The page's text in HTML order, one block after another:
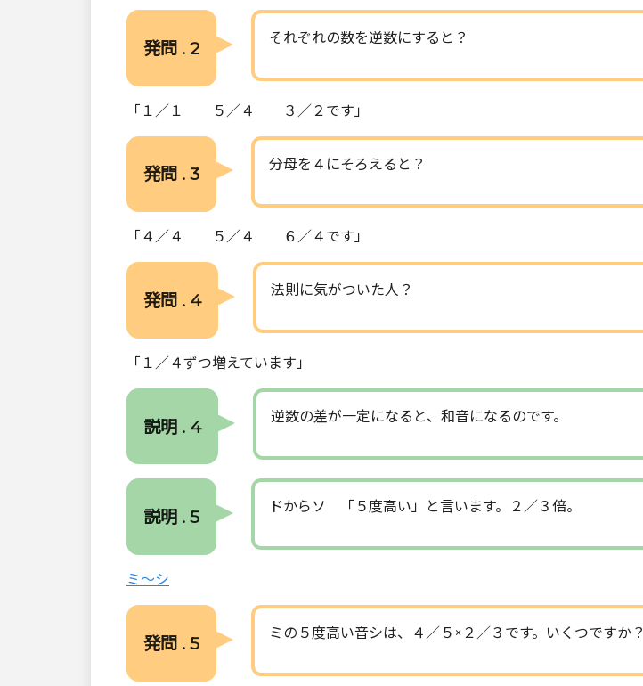
発問 . 2 それぞれの数を逆数にすると？
「１／１ ５／４ ３／２です」
発問 . 3 分母を４にそろえると？
「４／４ ５／４ ６／４です」
発問 . 4 法則に気がついた人？
「１／４ずつ増えています」
説明 . 4 逆数の差が一定になると、和音になるのです。
説明 . 5 ドからソ 「５度高い」と言います。２／３倍。
ミ～シ
発問 . 5 ミの５度高い音シは、４／５×２／３です。いくつですか？